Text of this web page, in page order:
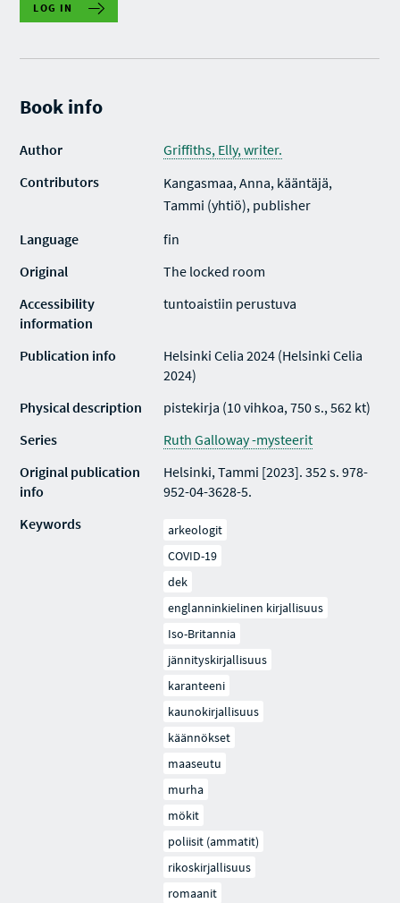
LOG IN
Book info
Author
Griffiths, Elly, writer.
Contributors
Kangasmaa, Anna, kääntäjä,
Tammi (yhtiö), publisher
Language
fin
Original
The locked room
Accessibility
information
tuntoaistiin perustuva
Publication info
Helsinki Celia 2024 (Helsinki Celia
2024)
Physical description
pistekirja (10 vihkoa, 750 s., 562 kt)
Series
Ruth Galloway -mysteerit
Original publication
info
Helsinki, Tammi [2023]. 352 s. 978-
952-04-3628-5.
Keywords
arkeologit
COVID-19
dek
englanninkielinen kirjallisuus
Iso-Britannia
jännityskirjallisuus
karanteeni
kaunokirjallisuus
käännökset
maaseutu
murha
mökit
poliisit (ammatit)
rikoskirjallisuus
romaanit